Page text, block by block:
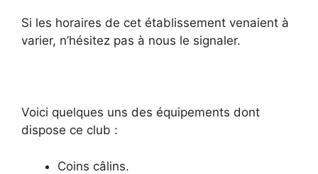
Si les horaires de cet établissement venaient à
varier, n’hésitez pas à nous le signaler.
Voici quelques uns des équipements dont
dispose ce club :
Coins câlins.